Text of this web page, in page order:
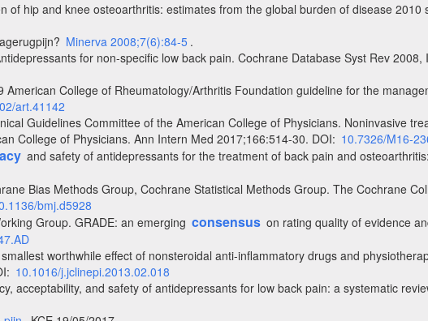
of hip and knee osteoarthritis: estimates from the global burden of disease
Minerva 2008;7(6):84-5 .
for non-specific low back pain. Cochrane Database Syst Rev 2008,
American College of Rheumatology/Arthritis Foundation guideline for the
art.41142
Guidelines Committee of the American College of Physicians. Noninvasive
College of Physicians. Ann Intern Med 2017;166:514-30. DOI: 10.7326/M16-
and safety of antidepressants for the treatment of back pain and osteoarthritis:
Bias Methods Group, Cochrane Statistical Methods Group. The Cochrane
bmj.d5928
Group. GRADE: an emerging consensus on rating quality of evidence
worthwhile effect of nonsteroidal anti-inflammatory drugs and
10.1016/j.jclinepi.2013.02.018
acceptability, and safety of antidepressants for low back pain: a systematic